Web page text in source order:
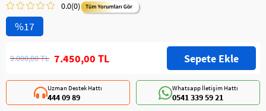
0.0(0)
17
9.000,00 TL 7.450,00 TL
Whatsapp İletişim Hattı
0541 339 59 21
Uzman Destek Hattı
444 09 89